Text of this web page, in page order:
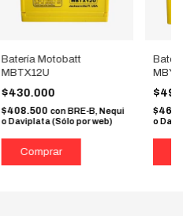
Batería Motobatt
MBTX12U
$430.000
$408.500 con BRE-B, Nequi
o Daviplata (Sólo por web)
o